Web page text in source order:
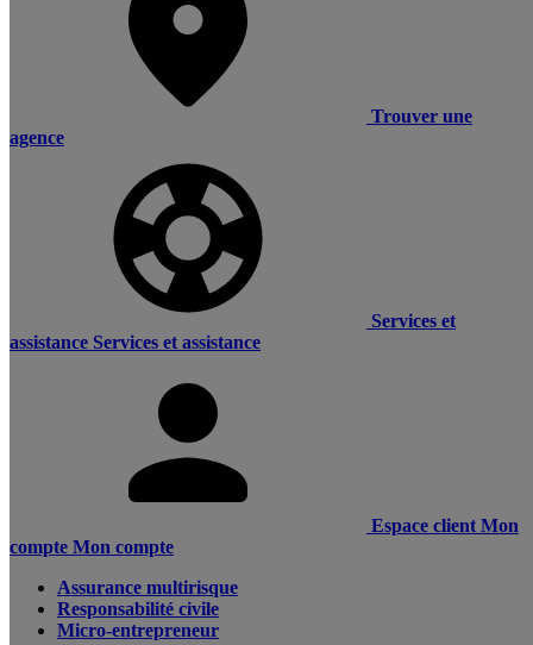
Trouver une
agence
Services et
assistance Services et assistance
Espace client Mon
compte Mon compte
Assurance multirisque
Responsabilité civile
Micro-entrepreneur